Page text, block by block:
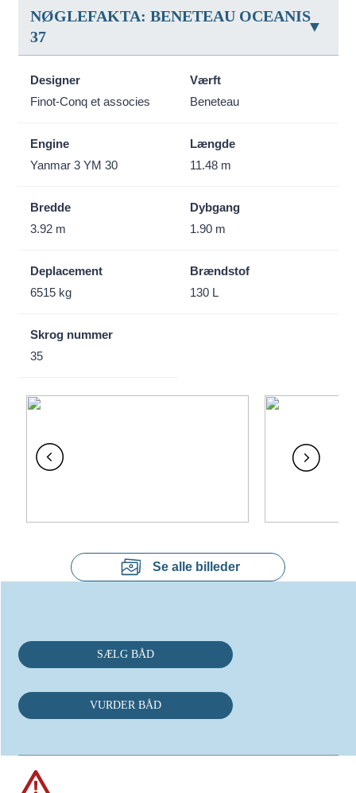
NØGLEFAKTA: BENETEAU OCEANIS
37
Designer
Finot-Conq et associes
Værft
Beneteau
Engine
Yanmar 3 YM 30
Længde
11.48 m
Bredde
3.92 m
Dybgang
1.90 m
Deplacement
6515 kg
Brændstof
130 L
Skrog nummer
35
Se alle billeder
SÆLG BÅD
VURDER BÅD